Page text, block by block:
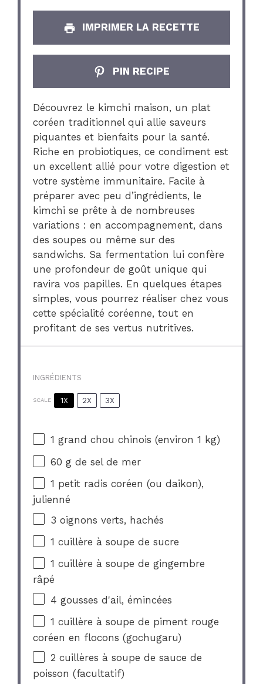
IMPRIMER LA RECETTE
PIN RECIPE
Découvrez le kimchi maison, un plat
coréen traditionnel qui allie saveurs
piquantes et bienfaits pour la santé.
Riche en probiotiques, ce condiment est
un excellent allié pour votre digestion et
votre système immunitaire. Facile à
préparer avec peu d’ingrédients, le
kimchi se prête à de nombreuses
variations : en accompagnement, dans
des soupes ou même sur des
sandwichs. Sa fermentation lui confère
une profondeur de goût unique qui
ravira vos papilles. En quelques étapes
simples, vous pourrez réaliser chez vous
cette spécialité coréenne, tout en
profitant de ses vertus nutritives.
INGRÉDIENTS
SCALE 1X 2X 3X
1 grand chou chinois (environ1 kg)
60 g de sel de mer
1 petit radis coréen (ou daikon),
julienné
3 oignons verts, hachés
1 cuillère à soupe de sucre
1 cuillère à soupe de gingembre
râpé
4 gousses d'ail, émincées
1 cuillère à soupe de piment rouge
coréen en flocons (gochugaru)
2 cuillères à soupe de sauce de
poisson (facultatif)